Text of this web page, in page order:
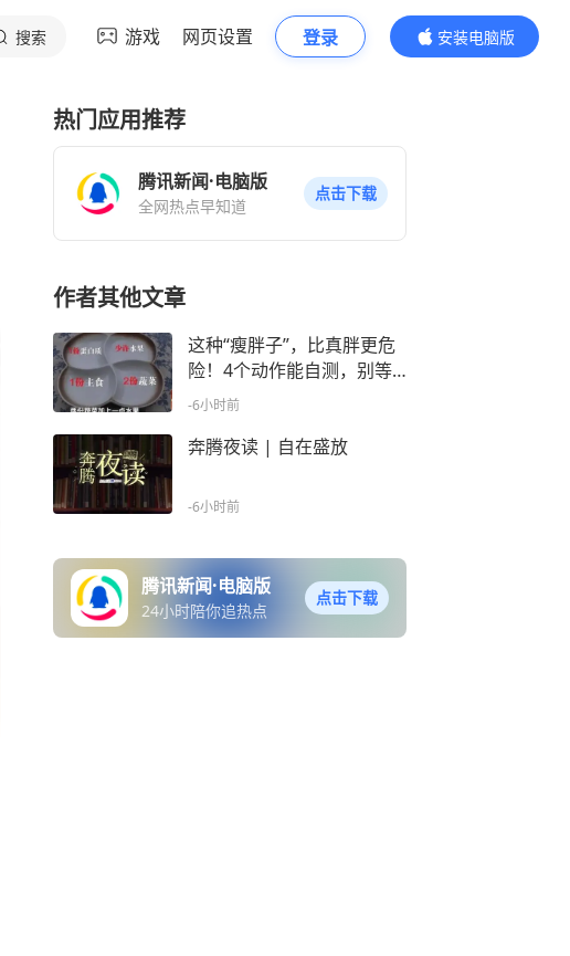
搜索 游戏 网页设置 登录
安装电脑版
内容更精彩
热门应用推荐
腾讯新闻·电脑版
全网热点早知道
点击下载
作者其他文章
这种“瘦胖子”，比真胖更危
险！4个动作能自测，别等
血管堵了才后悔
-6小时前
奔腾夜读 | 自在盛放
-6小时前
腾讯新闻·电脑版
24小时陪你追热点
点击下载